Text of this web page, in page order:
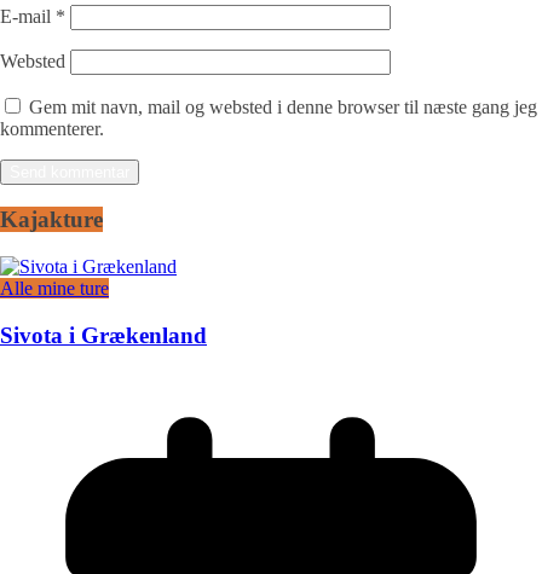
E-mail *
Websted
Gem mit navn, mail og websted i denne browser til næste gang jeg
kommenterer.
Kajakture
Alle mine ture
Sivota i Grækenland